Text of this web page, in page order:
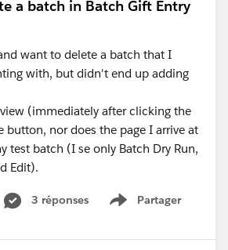
a batch in Batch Gift Entry
want to delete a batch that I
with, but didn't end up adding
view (immediately after clicking the
button, nor does the page I arrive at
test batch (I se only Batch Dry Run,
Edit).
3 réponses Partager
Show menu